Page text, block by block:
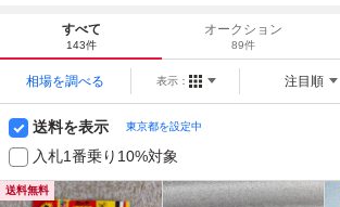
すべて
143件
オークション
89件
相場を調べる 表示： 注目順
送料を表示 東京都を設定中
入札1番乗り10%対象
送料無料